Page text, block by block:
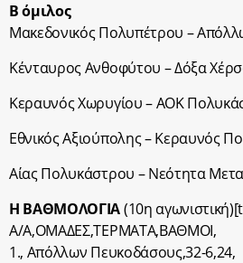
Β όμιλος
Μακεδονικός Πολυπέτρου –
Κένταυρος Ανθοφύτου – Δόξα
Κεραυνός Χωρυγίου – ΑΟΚ
Εθνικός Αξιούπολης – Κεραυνός
Αίας Πολυκάστρου – Νεότητα
Η ΒΑΘΜΟΛΟΓΙΑ(10η
Α/Α,ΟΜΑΔΕΣ,ΤΕΡΜΑΤΑ,BΑΘΜΟΙ,
1., Απόλλων Πευκοδάσους,32-6,24,